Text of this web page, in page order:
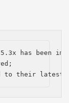
has been
to their latest